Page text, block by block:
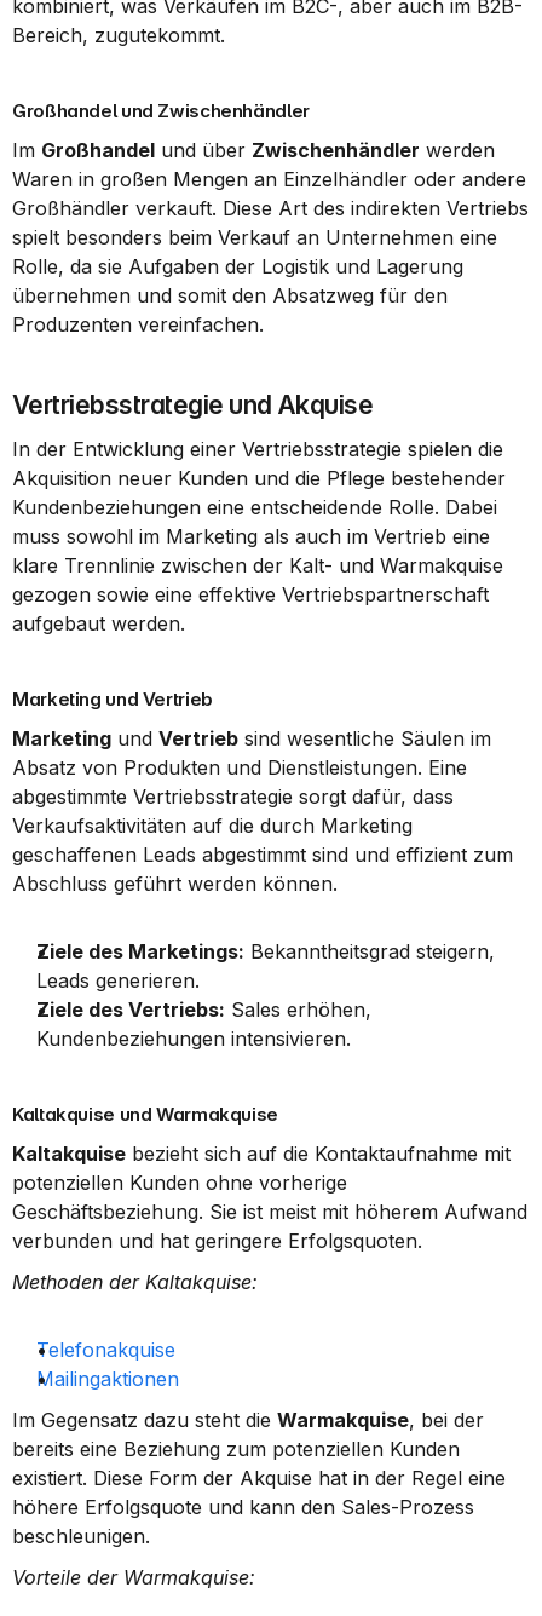
kombiniert, was Verkäufen im B2C-, aber auch im B2B-
Bereich, zugutekommt.
Großhandel und Zwischenhändler
Im Großhandel und über Zwischenhändler werden
Waren in großen Mengen an Einzelhändler oder andere
Großhändler verkauft. Diese Art des indirekten Vertriebs
spielt besonders beim Verkauf an Unternehmen eine
Rolle, da sie Aufgaben der Logistik und Lagerung
übernehmen und somit den Absatzweg für den
Produzenten vereinfachen.
Vertriebsstrategie und Akquise
In der Entwicklung einer Vertriebsstrategie spielen die
Akquisition neuer Kunden und die Pflege bestehender
Kundenbeziehungen eine entscheidende Rolle. Dabei
muss sowohl im Marketing als auch im Vertrieb eine
klare Trennlinie zwischen der Kalt- und Warmakquise
gezogen sowie eine effektive Vertriebspartnerschaft
aufgebaut werden.
Marketing und Vertrieb
Marketing und Vertrieb sind wesentliche Säulen im
Absatz von Produkten und Dienstleistungen. Eine
abgestimmte Vertriebsstrategie sorgt dafür, dass
Verkaufsaktivitäten auf die durch Marketing
geschaffenen Leads abgestimmt sind und effizient zum
Abschluss geführt werden können.
Ziele des Marketings: Bekanntheitsgrad steigern,
Leads generieren.
Ziele des Vertriebs: Sales erhöhen,
Kundenbeziehungen intensivieren.
Kaltakquise und Warmakquise
Kaltakquise bezieht sich auf die Kontaktaufnahme mit
potenziellen Kunden ohne vorherige
Geschäftsbeziehung. Sie ist meist mit höherem Aufwand
verbunden und hat geringere Erfolgsquoten.
Methoden der Kaltakquise:
Telefonakquise
Mailingaktionen
Im Gegensatz dazu steht die Warmakquise, bei der
bereits eine Beziehung zum potenziellen Kunden
existiert. Diese Form der Akquise hat in der Regel eine
höhere Erfolgsquote und kann den Sales-Prozess
beschleunigen.
Vorteile der Warmakquise: